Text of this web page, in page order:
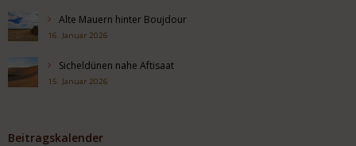
Alte Mauern hinter Boujdour
16. Januar 2026
Sicheldünen nahe Aftisaat
15. Januar 2026
Beitragskalender